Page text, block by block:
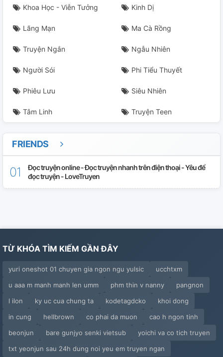
Khoa Học - Viễn Tưởng Kinh Dị
Lãng Mạn Ma Cà Rồng
Truyện Ngắn Ngẫu Nhiên
Người Sói Phi Tiểu Thuyết
Phiêu Lưu Siêu Nhiên
Tâm Linh Truyện Teen
FRIENDS
Đọc truyện online - Đọc truyện nhanh trên điện thoại - Yêu để
đọc truyện - LoveTruyen
TỪ KHÓA TÌM KIẾM GẦN ĐÂY
yuri oneshot 01 chuyen gia ngon ngu yulsic
ucchtxm
u aaa m manh manh len umm
phm thin v nanny
pangnon
l ilon
ky uc cua chung ta kodetagdcko
khoi dong
in cung
hellbrown co phai da muon
cao h ngon tinh
beonjun
bare gunjyo senki vietsub
yoichi va co tich truyen
txt yeonjun sau 24h dung noi yeu em truyen ngan